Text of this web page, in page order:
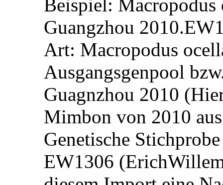
Beispiel:
Guangzhou
Art: Macropodus
Ausgangsgenpool
Guagnzhou 2010
Mimbon von 2010
Genetische
EW1306